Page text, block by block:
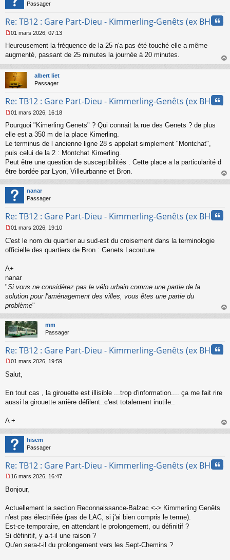
Passager
Re: TB12 : Gare Part-Dieu - Kimmerling-Genêts (ex BHNS)
e
s
a
g
e
o
l
u
01 mars 2026, 07:13
Heureusement la fréquence de la 25 n'a pas été touché elle a même
augmenté, passant de 25 minutes la journée à 20 minutes.
au
albert liet
Passager
Re: TB12 : Gare Part-Dieu - Kimmerling-Genêts (ex BHNS)
e
s
s
a
g
e
n
o
n
l
u
01 mars 2026, 16:18
Pourquoi "Kimerling Genets" ? Qui connait la rue des Genets ? de plus
elle est a 350 m de la place Kimerling.
Le terminus de l ancienne ligne 28 s appelait simplement "Montchat",
puis celui de la 2 : Montchat Kimerling.
Peut être une question de susceptibilités . Cette place a la particularité d
être bordée par Lyon, Villeurbanne et Bron.
au
nanar
Passager
Re: TB12 : Gare Part-Dieu - Kimmerling-Genêts (ex BHNS)
e
s
g
e
n
o
u
01 mars 2026, 19:10
C'est le nom du quartier au sud-est du croisement dans la terminologie
officielle des quartiers de Bron : Genets Lacouture.
A+
nanar
"Si vous ne considérez pas le vélo urbain comme une partie de la
solution pour l'aménagement des villes, vous êtes une partie du
problème"
au
mm
Passager
Re: TB12 : Gare Part-Dieu - Kimmerling-Genêts (ex BHNS)
e
g
n
o
n
l
u
01 mars 2026, 19:59
Salut,
En tout cas , la girouette est illisible ...trop d'information.... ça me fait rire
aussi la girouette arrière défilent..c'est totalement inutile..
A +
au
hisem
Passager
Re: TB12 : Gare Part-Dieu - Kimmerling-Genêts (ex BHNS)
e
g
e
n
o
16 mars 2026, 16:47
Bonjour,
Actuellement la section Reconnaissance-Balzac <-> Kimmerling Genêts
n'est pas électrifiée (pas de LAC, si j'ai bien compris le terme).
Est-ce temporaire, en attendant le prolongement, ou définitif ?
Si définitif, y a-t-il une raison ?
Qu'en sera-t-il du prolongement vers les Sept-Chemins ?